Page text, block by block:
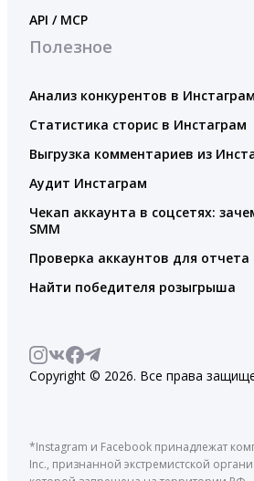
API / MCP
Полезное
Анализ конкурентов в Инстаграм
Статистика сторис в Инстаграм
Выгрузка комментариев из
Аудит Инстаграм
Чекап аккаунта в соцсетях:
SMM
Проверка аккаунтов для отчета
Найти победителя розыгрыша
Copyright © 2026. Все права
*Instagram и Facebook принадлежат
Inc., признанной экстремистской